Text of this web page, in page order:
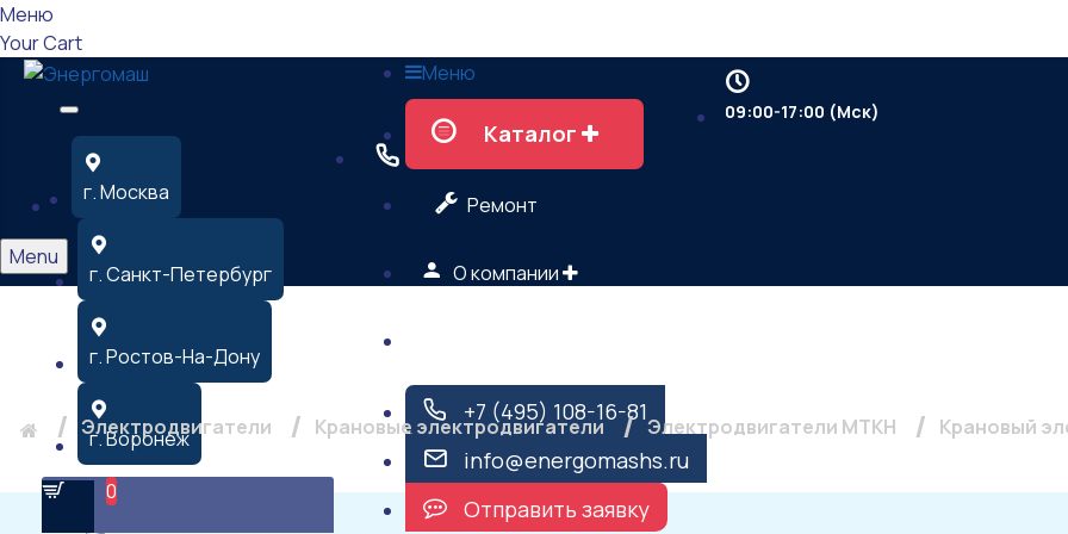
Меню
Your Cart
г. Москва
г. Санкт-Петербург
г. Ростов-На-Дону
г. Воронеж
0
Меню
Каталог
Ремонт
О компании
+7 (495) 108-16-81
info@energomashs.ru
Отправить заявку
09:00-17:00 (Мск)
Menu
Крановый электродвигатель МТКН 200
Электродвигатели Крановые электродвигатели Электродвигатели МТКН Крановый